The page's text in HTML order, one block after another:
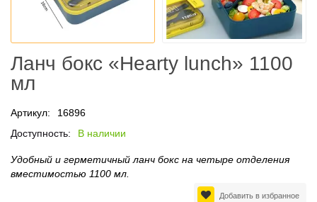
Ланч бокс «Нearty lunch» 1100
мл
Артикул:
16896
Доступность:
В наличии
Удобный и герметичный ланч бокс на четыре отделения
вместимостью 1100 мл.
Добавить в избранное